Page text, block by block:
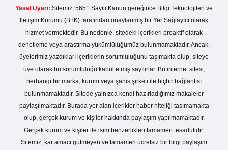
Yasal Uyarı: Sitemiz, 5651 Sayılı Kanun gereğince Bilgi Teknolojileri ve
İletişim Kurumu (BTK) tarafından onaylanmış bir Yer Sağlayıcı olarak
hizmet vermektedir. Bu nedenle, sitedeki içerikleri proaktif olarak
denetleme veya araştırma yükümlülüğümüz bulunmamaktadır. Ancak,
üyelerimiz yazdıkları içeriklerin sorumluluğunu taşımakta olup, siteye
üye olarak bu sorumluluğu kabul etmiş sayılırlar. Bu internet sitesi,
herhangi bir marka, kurum veya şahıs şirketi ile hiçbir bağlantısı
bulunmamaktadır. Sitede yalnızca kendi hazırladığımız makaleler
paylaşılmaktadır. Burada yer alan içerikler haber niteliği taşımamakta
olup, gerçek kurum ve kişiler hakkında paylaşım yapılmamaktadır.
Gerçek kurum ve kişiler ile isim benzerlikleri tamamen tesadüfidir.
Sitemiz, kar amacı gütmeyen ve tamamen ücretsiz bir bilgi paylaşım